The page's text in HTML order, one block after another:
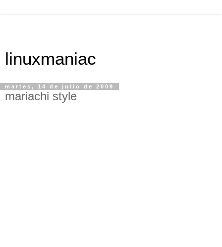
linuxmaniac
martes, 14 de julio de 2009
mariachi style